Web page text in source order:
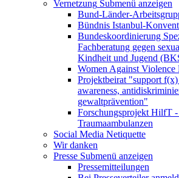
Vernetzung Submenü anzeigen
Bund-Länder-
Bündnis Istanbul-
Bundeskoordinierung
Fachberatung gegen
Kindheit und Jugend
Women Against
Projektbeirat "support
awareness,
gewaltprävention"
Forschungsprojekt HilfT
Traumaambulanzen
Social Media Netiquette
Wir danken
Presse Submenü anzeigen
Pressemitteilungen